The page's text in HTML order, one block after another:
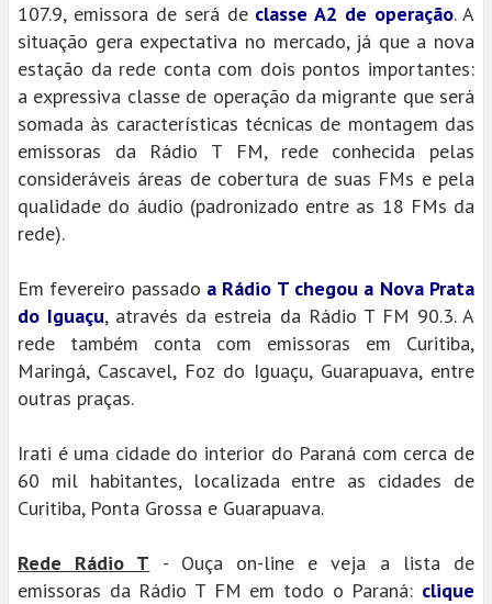
107.9, emissora de será declasse A2 de operação. A
situação gera expectativa no mercado, já que a nova
estação da rede conta com dois pontos importantes:
a expressiva classe de operação da migrante que será
somada às características técnicas de montagem das
emissoras da Rádio T FM, rede conhecida pelas
consideráveis áreas de cobertura de suas FMs e pela
qualidade do áudio (padronizado entre as 18 FMs da
rede).
Em fevereiro passado a Rádio T chegou a Nova Prata
do Iguaçu, através da estreia da Rádio T FM 90.3. A
rede também conta com emissoras em Curitiba,
Maringá, Cascavel, Foz do Iguaçu, Guarapuava, entre
outras praças.
Irati é uma cidade do interior do Paraná com cerca de
60 mil habitantes, localizada entre as cidades de
Curitiba, Ponta Grossa e Guarapuava.
Rede Rádio T - Ouça on-line e veja a lista de
emissoras da Rádio T FM em todo o Paraná: clique